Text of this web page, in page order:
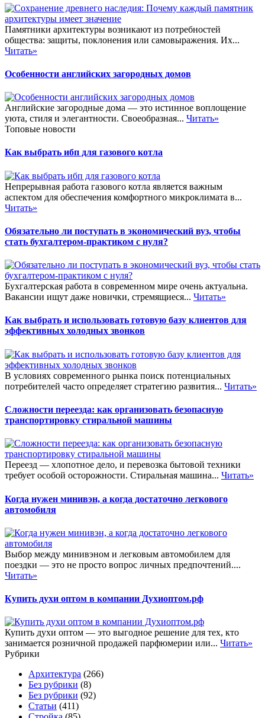
Памятники архитектуры возникают из потребностей
общества: защиты, поклонения или самовыражения. Их...
Читать»
Особенности английских загородных домов
Английские загородные дома — это истинное воплощение
уюта, стиля и элегантности. Своеобразная... Читать»
Топовые новости
Как выбрать ибп для газового котла
Непрерывная работа газового котла является важным
аспектом для обеспечения комфортного микроклимата в...
Читать»
Обязательно ли поступать в экономический вуз, чтобы
стать бухгалтером-практиком с нуля?
Бухгалтерская работа в современном мире очень актуальна.
Вакансии ищут даже новички, стремящиеся... Читать»
Как выбрать и использовать готовую базу клиентов для
эффективных холодных звонков
В условиях современного рынка поиск потенциальных
потребителей часто определяет стратегию развития... Читать»
Сложности переезда: как организовать безопасную
транспортировку стиральной машины
Переезд — хлопотное дело, и перевозка бытовой техники
требует особой осторожности. Стиральная машина... Читать»
Когда нужен минивэн, а когда достаточно легкового
автомобиля
Выбор между минивэном и легковым автомобилем для
поездки — это не просто вопрос личных предпочтений....
Читать»
Купить духи оптом в компании Духиоптом.рф
Купить духи оптом — это выгодное решение для тех, кто
занимается розничной продажей парфюмерии или... Читать»
Рубрики
Архитектура (266)
Без рубрики (8)
Без рубрики (92)
Статьи (411)